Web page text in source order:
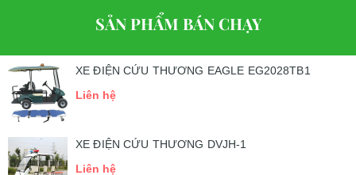
SẢN PHẨM BÁN CHẠY
XE ĐIỆN CỨU THƯƠNG EAGLE EG2028TB1
Liên hệ
XE ĐIỆN CỨU THƯƠNG DVJH-1
Liên hệ